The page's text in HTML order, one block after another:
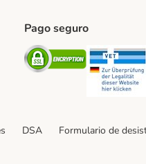
Pago seguro
Security
DSA Formulario de